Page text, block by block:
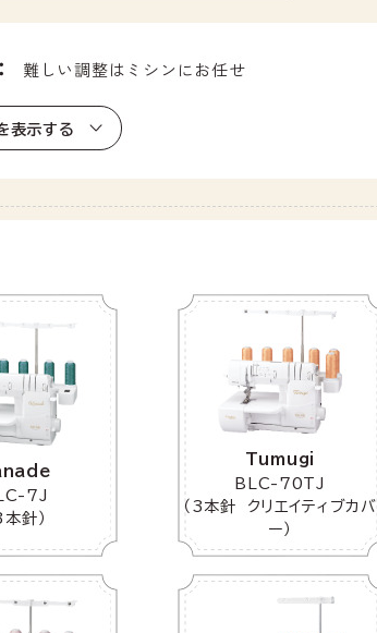
難しい調整はミシンにお任せ
表示する
7J
本針）
Tumugi
BLC-70TJ
（3本針 クリエイティブカバ
ー）